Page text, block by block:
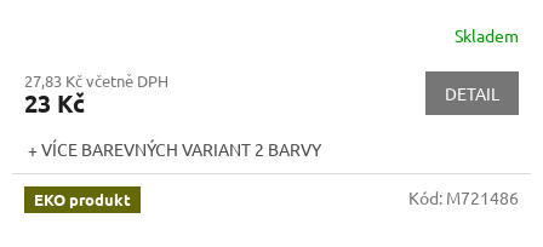
Skladem
27,83 Kč včetně DPH
23 Kč DETAIL
+ VÍCE BAREVNÝCH VARIANT 2 BARVY
EKO produkt Kód: M721486